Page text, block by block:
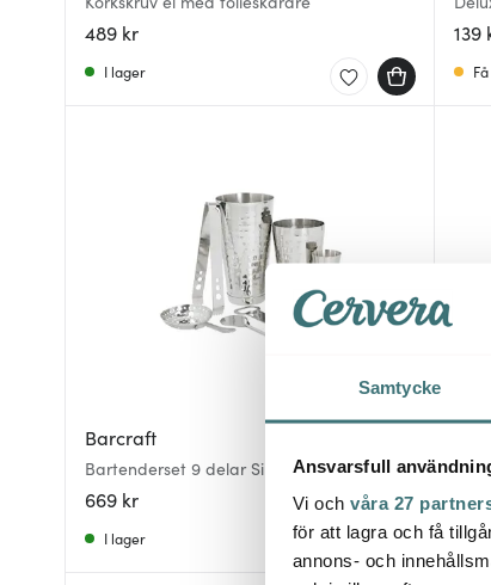
Samtycke
Ansvarsfull
Vi och våra 27
för att lagra och få
annons- och
489 kr
I lager
139
Barcraft
Bartenderset 9 delar Silver
669 kr
I lager
529
I